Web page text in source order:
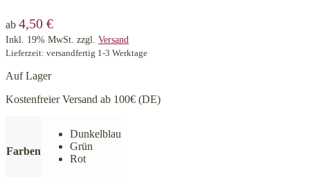
ab 4,50 €
Inkl. 19% MwSt. zzgl. Versand
Lieferzeit: versandfertig 1-3 Werktage
Auf Lager
Kostenfreier Versand ab 100€ (DE)
Farben
Dunkelblau
Grün
Rot